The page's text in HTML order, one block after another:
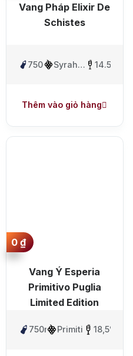
Vang Pháp
Vang Pháp Elixir De
Schistes
750mlSyrah,
14.5%
Thêm vào giỏ hàng
0₫
Vang Ý Esperia
Primitivo Puglia
Limited Edition
750ml Primitivo 18,5%